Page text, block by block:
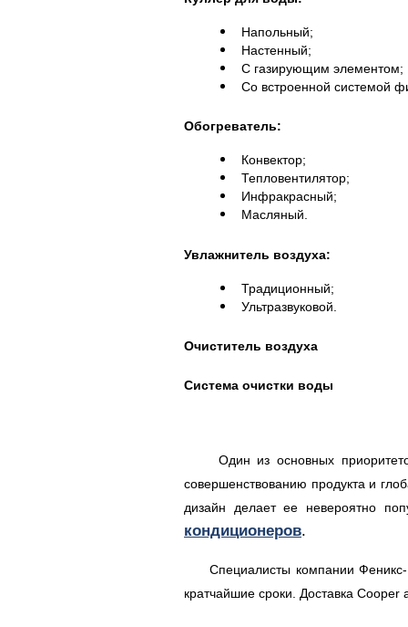
Напольный;
Настенный;
С газирующим элементом;
Со встроенной системой
Обогреватель:
Конвектор;
Тепловентилятор;
Инфракрасный;
Масляный.
Увлажнитель воздуха:
Традиционный;
Ультразвуковой.
Очиститель воздуха
Система очистки воды
Один из основных приоритетов
совершенствованию продукта и
дизайн делает ее невероятно
кондиционеров.
Специалисты компании Феникс-
кратчайшие сроки. Доставка